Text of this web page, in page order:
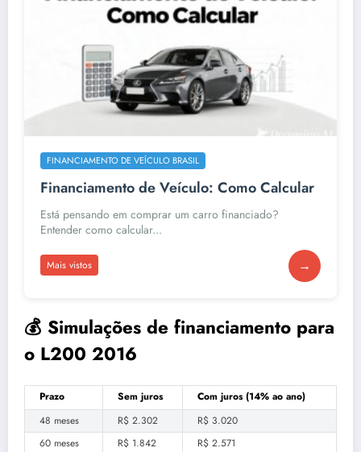
FINANCIAMENTO DE VEÍCULO BRASIL
Financiamento de Veículo: Como Calcular
Está pensando em comprar um carro financiado?
Entender como calcular...
Mais vistos →
💰 Simulações de financiamento para
o L200 2016
Prazo Sem juros
Com juros (14% ao ano)
48 meses
R$ 2.302
R$ 3.020
60 meses
R$ 1.842
R$ 2.571